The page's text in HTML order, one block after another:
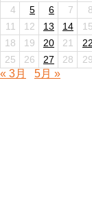
4
5 6 7 8
11
12 13 14 15
18
19 20 21 22
25
26 27 28 29
« 3月 5月 »